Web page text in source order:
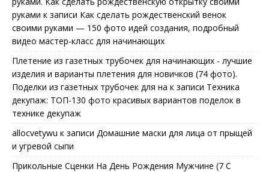
руками к записи Как сделать рождественский венок
своими руками — 150 фото идей создания, подробный
видео мастер-класс для начинающих
Плетение из газетных трубочек для начинающих - лучшие
изделия и варианты плетения для новичков (74 фото).
Поделки из газетных трубочек для на к записи Техника
декупаж: ТОП-130 фото красивых вариантов поделок в
технике декупаж
allocvetywu к записи Домашние маски для лица от прыщей
и угревой сыпи
Прикольные Сценки На День Рождения Мужчине (7 С